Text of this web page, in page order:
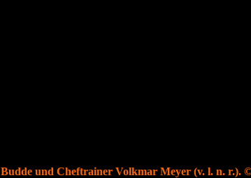
und Cheftrainer Volkmar Meyer (v. l. n. r.).